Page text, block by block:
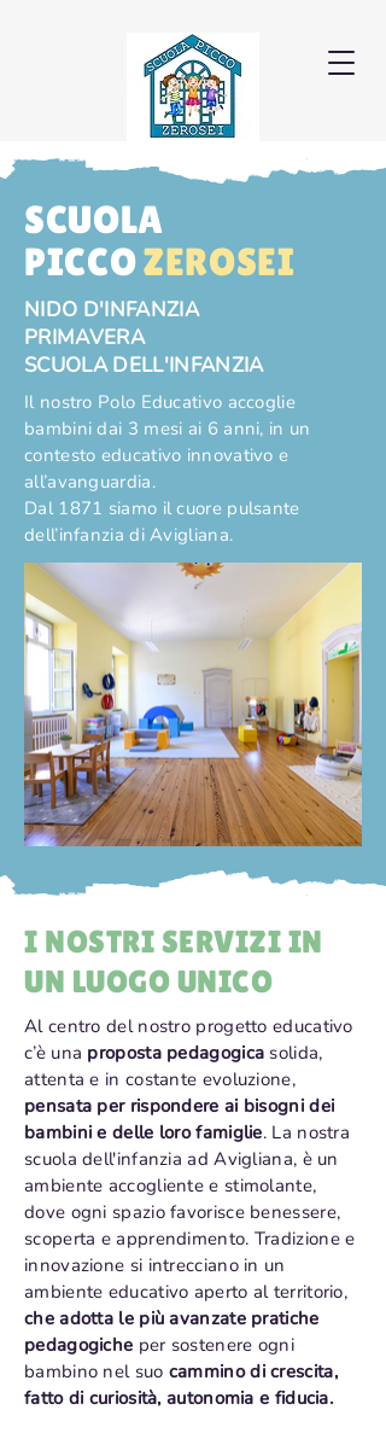
SCUOLA
PICCOZEROSEI
NIDO D'INFANZIA
PRIMAVERA
SCUOLA DELL'INFANZIA
Il nostro Polo Educativo accoglie
bambini dai 3 mesi ai 6 anni, in un
contesto educativo innovativo e
all’avanguardia.
Dal 1871 siamo il cuore pulsante
dell’infanzia di Avigliana.
I NOSTRI SERVIZI IN
UN LUOGO UNICO
Al centro del nostro progetto educativo
c’è una proposta pedagogica solida,
attenta e in costante evoluzione,
pensata per rispondere ai bisogni dei
bambini e delle loro famiglie. La nostra
scuola dell'infanzia ad Avigliana, è un
ambiente accogliente e stimolante,
dove ogni spazio favorisce benessere,
scoperta e apprendimento. Tradizione e
innovazione si intrecciano in un
ambiente educativo aperto al territorio,
che adotta le più avanzate pratiche
pedagogiche per sostenere ogni
bambino nel suo cammino di crescita,
fatto di curiosità, autonomia e fiducia.